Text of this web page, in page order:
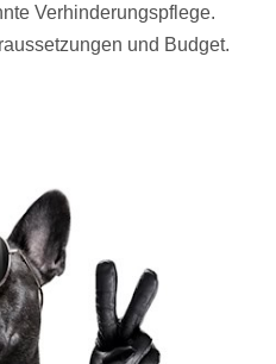
Verhinderungspflege.
und Budget.